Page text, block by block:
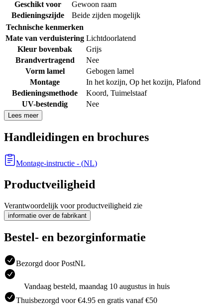
Geschikt voor
Gewoon raam
Bedieningszijde
Beide zijden mogelijk
Technische kenmerken
Mate van verduistering Lichtdoorlatend
Kleur bovenbak
Grijs
Brandvertragend
Nee
Vorm lamel
Gebogen lamel
Montage
In het kozijn, Op het kozijn, Plafond
Bedieningsmethode
Koord, Tuimelstaaf
UV-bestendig
Nee
Lees meer
Handleidingen en brochures
Montage-instructie - (NL)
Productveiligheid
Verantwoordelijk voor productveiligheid zie
informatie over de fabrikant
Bestel- en bezorginformatie
Bezorgd door PostNL
Vandaag besteld, maandag 10 augustus in huis
Thuisbezorgd voor €4.95 en gratis vanaf €50